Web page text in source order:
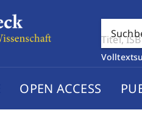
OPEN ACCESS